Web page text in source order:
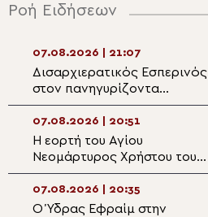
Ροή Ειδήσεων
07.08.2026 | 21:07
Δισαρχιερατικός Εσπερινός
στον πανηγυρίζοντα
Μητροπολιτικό Ναό της
Μεταμορφώσεως του
Σωτήρος στην Ερμούπολη
07.08.2026 | 20:51
Η εορτή του Αγίου
Νεομάρτυρος Χρήστου του
εκ Πρεβέζης
07.08.2026 | 20:35
Ο Ύδρας Εφραίμ στην